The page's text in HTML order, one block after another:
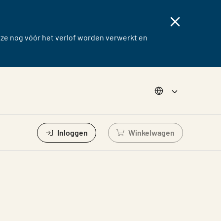
nog vóór het verlof worden verwerkt en
Choose
Inloggen Winkelwagen
Log in om